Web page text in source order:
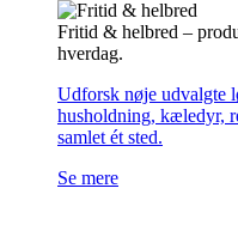
Fritid & helbred –
hverdag.
Udforsk nøje udvalgte
husholdning, kæledyr,
samlet ét sted.
Se mere